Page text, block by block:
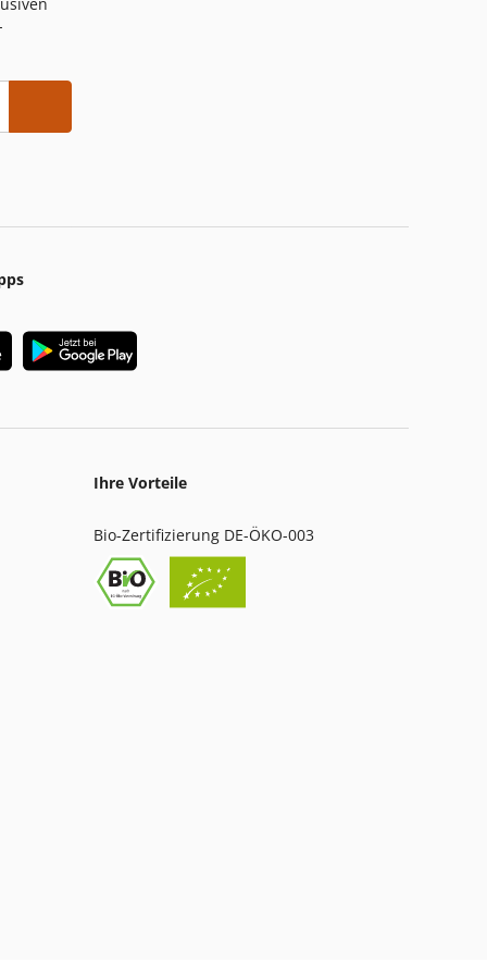
Ihre Vorteile
Bio-Zertifizierung DE-ÖKO-003